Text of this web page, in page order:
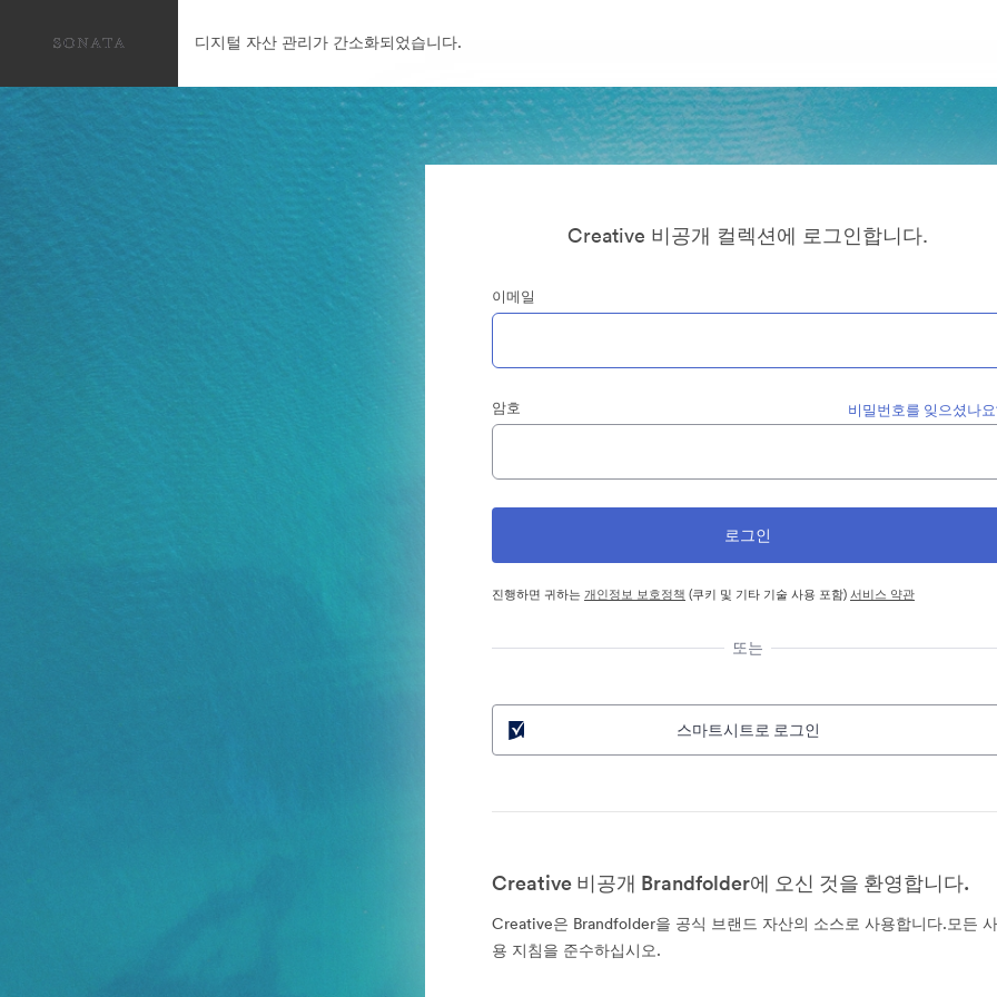
디지털 자산 관리가 간소화되었습니다.
Creative 비공개 컬렉션에 로그인합니다.
이메일
암호 비밀번호를 잊으셨나
진행하면 귀하는개인정보 보호정책 (쿠키 및 기타 기술 사용 포함)서비스 약관
또는
스마트시트로 로그인
Creative 비공개 Brandfolder에 오신 것을 환영합니다.
Creative은 Brandfolder을 공식 브랜드 자산의 소스로 사용합니다.모든 사
용 지침을 준수하십시오.